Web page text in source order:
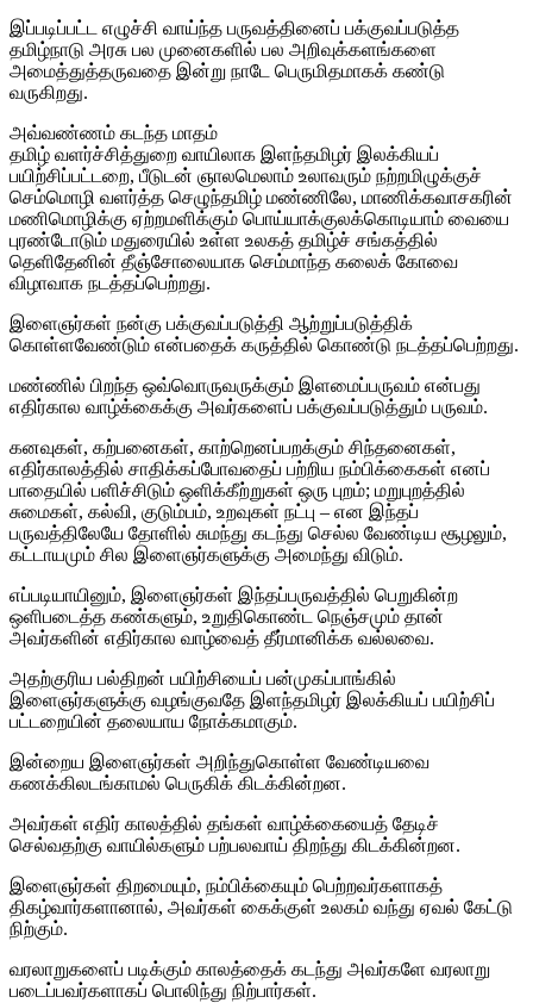
இப்படிப்பட்ட எழுச்சி வாய்ந்த பருவத்தினைப் பக்குவப்படுத்த
தமிழ்நாடு அரசு பல முனைகளில் பல அறிவுக்களங்களை
அமைத்துத்தருவதை இன்று நாடே பெருமிதமாகக் கண்டு
வருகிறது.
அவ்வண்ணம் கடந்த மாதம்
தமிழ் வளர்ச்சித்துறை வாயிலாக இளந்தமிழர் இலக்கியப்
பயிற்சிப்பட்டறை, பீடுடன் ஞாலமெலாம் உலாவரும் நற்றமிழுக்குச்
செம்மொழி வளர்த்த செழுந்தமிழ் மண்ணிலே, மாணிக்கவாசகரின்
மணிமொழிக்கு ஏற்றமளிக்கும் பொய்யாக்குலக்கொடியாம் வையை
புரண்டோடும் மதுரையில் உள்ள உலகத் தமிழ்ச் சங்கத்தில்
தெளிதேனின் தீஞ்சோலையாக செம்மாந்த கலைக் கோவை
விழாவாக நடத்தப்பெற்றது.
இளைஞர்கள் நன்கு பக்குவப்படுத்தி ஆற்றுப்படுத்திக்
கொள்ளவேண்டும் என்பதைக் கருத்தில் கொண்டு நடத்தப்பெற்றது.
மண்ணில் பிறந்த ஒவ்வொருவருக்கும் இளமைப்பருவம் என்பது
எதிர்கால வாழ்க்கைக்கு அவர்களைப் பக்குவப்படுத்தும் பருவம்.
கனவுகள், கற்பனைகள், காற்றெனப்பறக்கும் சிந்தனைகள்,
எதிர்காலத்தில் சாதிக்கப்போவதைப் பற்றிய நம்பிக்கைகள் எனப்
பாதையில் பளிச்சிடும் ஒளிக்கீற்றுகள் ஒரு புறம்; மறுபுறத்தில்
சுமைகள், கல்வி, குடும்பம், உறவுகள் நட்பு – என இந்தப்
பருவத்திலேயே தோளில் சுமந்து கடந்து செல்ல வேண்டிய சூழலும்,
கட்டாயமும் சில இளைஞர்களுக்கு அமைந்து விடும்.
எப்படியாயினும், இளைஞர்கள் இந்தப்பருவத்தில் பெறுகின்ற
ஒளிபடைத்த கண்களும், உறுதிகொண்ட நெஞ்சமும் தான்
அவர்களின் எதிர்கால வாழ்வைத் தீர்மானிக்க வல்லவை.
அதற்குரிய பல்திறன் பயிற்சியைப் பன்முகப்பாங்கில்
இளைஞர்களுக்கு வழங்குவதே இளந்தமிழர் இலக்கியப் பயிற்சிப்
பட்டறையின் தலையாய நோக்கமாகும்.
இன்றைய இளைஞர்கள் அறிந்துகொள்ள வேண்டியவை
கணக்கிலடங்காமல் பெருகிக் கிடக்கின்றன.
அவர்கள் எதிர் காலத்தில் தங்கள் வாழ்க்கையைத் தேடிச்
செல்வதற்கு வாயில்களும் பற்பலவாய் திறந்து கிடக்கின்றன.
இளைஞர்கள் திறமையும், நம்பிக்கையும் பெற்றவர்களாகத்
திகழ்வார்களானால், அவர்கள் கைக்குள் உலகம் வந்து ஏவல் கேட்டு
நிற்கும்.
வரலாறுகளைப் படிக்கும் காலத்தைக் கடந்து அவர்களே வரலாறு
படைப்பவர்களாகப் பொலிந்து நிற்பார்கள்.